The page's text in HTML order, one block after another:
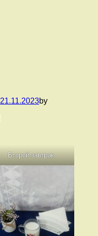
21.11.2023by
Второй завтрак